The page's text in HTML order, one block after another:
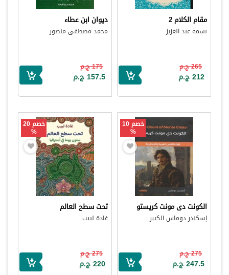
مقام الكلام 2
بسمة عبد العزيز
265 ج.م
212 ج.م
ديوان ابن عطاء
محمد مصطفى منصور
175 ج.م
157.5 ج.م
خصم 10
%
الكونت دى مونت كريستو
إسكندر دوماس الكبير
275 ج.م
247.5 ج.م
خصم 20
%
تحت سطح العالم
غادة لبيب
275 ج.م
220 ج.م